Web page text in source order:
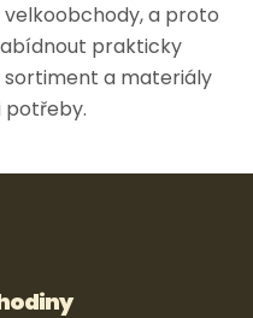
a proto
prakticky
sortiment a materiály
potřeby.